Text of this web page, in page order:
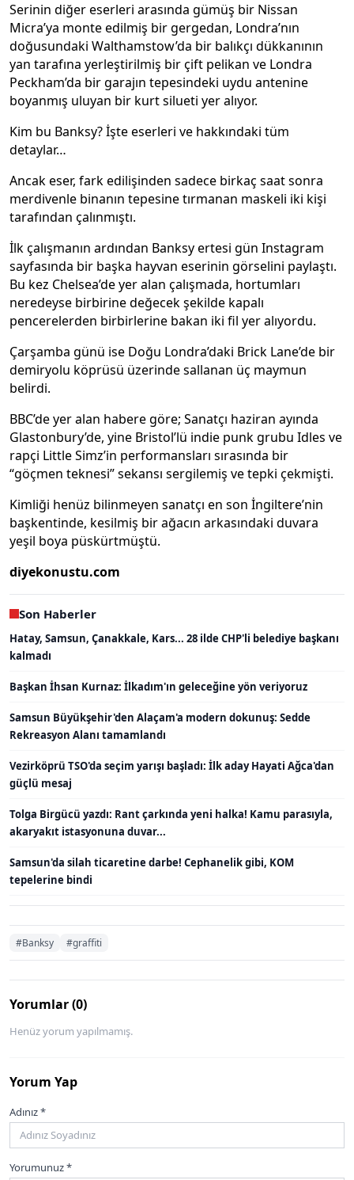
Serinin diğer eserleri arasında gümüş bir Nissan
Micra’ya monte edilmiş bir gergedan, Londra’nın
doğusundaki Walthamstow’da bir balıkçı dükkanının
yan tarafına yerleştirilmiş bir çift pelikan ve Londra
Peckham’da bir garajın tepesindeki uydu antenine
boyanmış uluyan bir kurt silueti yer alıyor.
Kim bu Banksy? İşte eserleri ve hakkındaki tüm
detaylar…
Ancak eser, fark edilişinden sadece birkaç saat sonra
merdivenle binanın tepesine tırmanan maskeli iki kişi
tarafından çalınmıştı.
İlk çalışmanın ardından Banksy ertesi gün Instagram
sayfasında bir başka hayvan eserinin görselini paylaştı.
Bu kez Chelsea’de yer alan çalışmada, hortumları
neredeyse birbirine değecek şekilde kapalı
pencerelerden birbirlerine bakan iki fil yer alıyordu.
Çarşamba günü ise Doğu Londra’daki Brick Lane’de bir
demiryolu köprüsü üzerinde sallanan üç maymun
belirdi.
BBC’de yer alan habere göre; Sanatçı haziran ayında
Glastonbury’de, yine Bristol’lü indie punk grubu Idles ve
rapçi Little Simz’in performansları sırasında bir
“göçmen teknesi” sekansı sergilemiş ve tepki çekmişti.
Kimliği henüz bilinmeyen sanatçı en son İngiltere’nin
başkentinde, kesilmiş bir ağacın arkasındaki duvara
yeşil boya püskürtmüştü.
diyekonustu.com
Son Haberler
Hatay, Samsun, Çanakkale, Kars... 28 ilde CHP'li belediye başkanı
kalmadı
Başkan İhsan Kurnaz: İlkadım'ın geleceğine yön veriyoruz
Samsun Büyükşehir'den Alaçam'a modern dokunuş: Sedde
Rekreasyon Alanı tamamlandı
Vezirköprü TSO'da seçim yarışı başladı: İlk aday Hayati Ağca'dan
güçlü mesaj
Tolga Birgücü yazdı: Rant çarkında yeni halka! Kamu parasıyla,
akaryakıt istasyonuna duvar...
Samsun'da silah ticaretine darbe! Cephanelik gibi, KOM
tepelerine bindi
#Banksy #graffiti
Yorumlar (0)
Henüz yorum yapılmamış.
Yorum Yap
Adınız *
Yorumunuz *